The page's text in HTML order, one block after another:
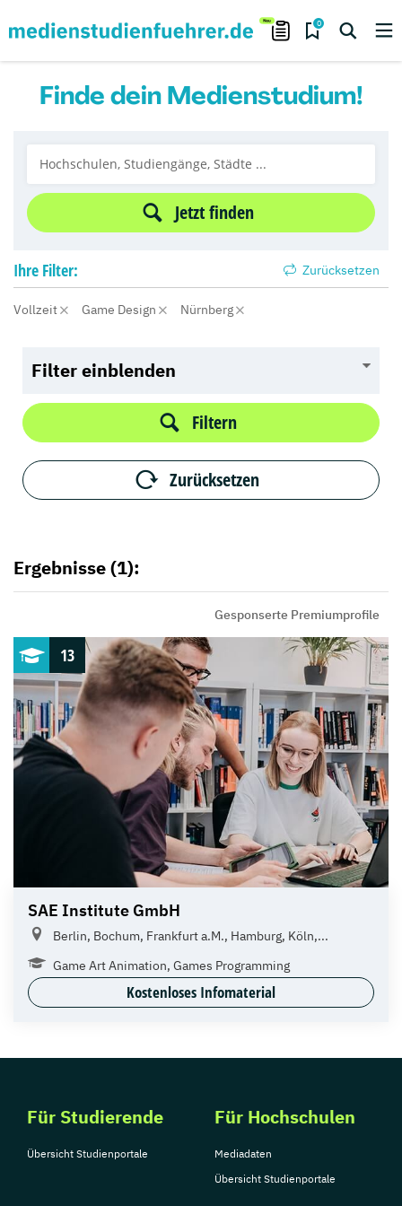
0
Finde dein Medienstudium!
Jetzt finden
Ihre Filter: Zurücksetzen
Vollzeit Game Design Nürnberg
Filter einblenden
Filtern
Zurücksetzen
Ergebnisse (1):
Gesponserte Premiumprofile
13
SAE Institute GmbH
Berlin, Bochum, Frankfurt a.M., Hamburg, Köln,...
Game Art Animation, Games Programming
Kostenloses Infomaterial
Für Studierende
Übersicht Studienportale
Für Hochschulen
Mediadaten
Übersicht Studienportale